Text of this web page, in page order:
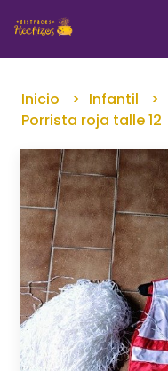
Inicio Infantil
Porrista roja talle 12